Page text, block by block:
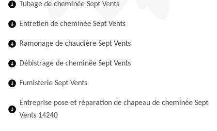
Tubage de cheminée Sept Vents
Entretien de cheminée Sept Vents
Ramonage de chaudière Sept Vents
Débistrage de cheminée Sept Vents
Fumisterie Sept Vents
Entreprise pose et réparation de chapeau de cheminée Sept
Vents 14240